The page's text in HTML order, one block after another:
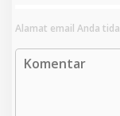
Alamat email Anda